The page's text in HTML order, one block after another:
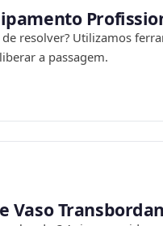
resolver? Utilizamos
a passagem.
Vaso